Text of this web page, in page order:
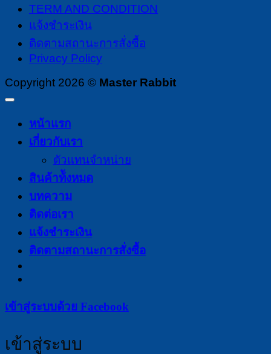
TERM AND CONDITION
แจ้งชำระเงิน
ติดตามสถานะการสั่งซื้อ
Privacy Policy
Copyright 2026 © Master Rabbit
หน้าแรก
เกี่ยวกับเรา
ตัวแทนจำหน่าย
สินค้าท้ังหมด
บทความ
ติดต่อเรา
แจ้งชำระเงิน
ติดตามสถานะการสั่งซื้อ
เข้าสู่ระบบด้วย Facebook
เข้าสู่ระบบ